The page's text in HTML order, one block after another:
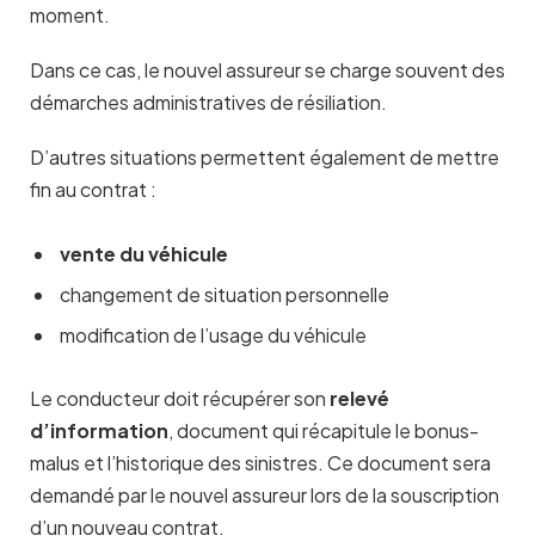
moment.
Dans ce cas, le nouvel assureur se charge souvent des
démarches administratives de résiliation.
D’autres situations permettent également de mettre
fin au contrat :
vente du véhicule
changement de situation personnelle
modification de l’usage du véhicule
Le conducteur doit récupérer son relevé
d’information, document qui récapitule le bonus-
malus et l’historique des sinistres. Ce document sera
demandé par le nouvel assureur lors de la souscription
d’un nouveau contrat.